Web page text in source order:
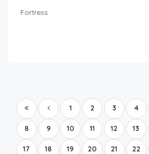
Fortress
1 2 3 4
8 9 10 11 12 13
17 18 19 20 21 22